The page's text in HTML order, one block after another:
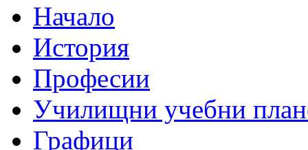
Начало
История
Професии
Училищни учебни
Графици